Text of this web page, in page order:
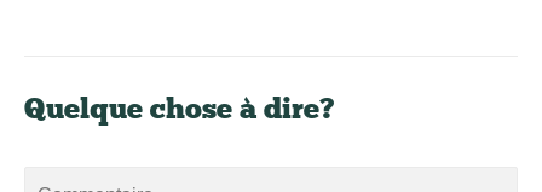
Quelque chose à dire?